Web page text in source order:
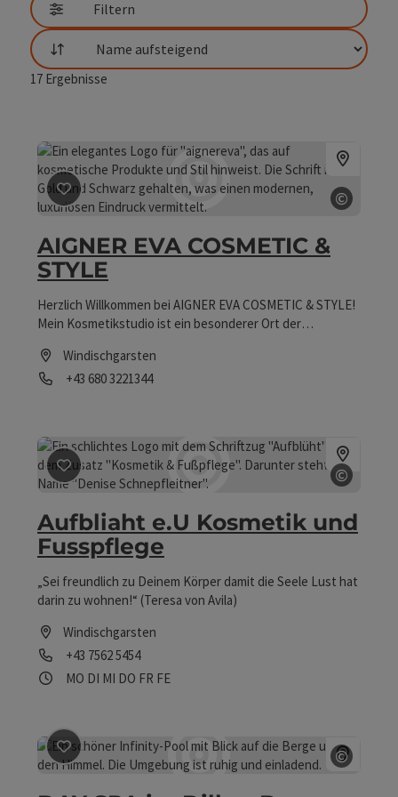
Filtern
Sortierung
17 Ergebnisse
©
Beitrag merken: AIGNER EVA COSMETIC & STYLE
AIGNER EVA COSMETIC &
STYLE
Herzlich Willkommen bei AIGNER EVA COSMETIC & STYLE!
Mein Kosmetikstudio ist ein besonderer Ort der
rundum verwöhnen lassen können. Lösen wir gemeinsam
den Beauty-Code Ihrer Haut und starten Sie gleich Ihr
Windischgarsten
Telefon
+43 680 3221344
©
Beitrag merken: Aufbliaht e.U Kosmetik und
Aufbliaht e.U Kosmetik und
Fusspflege
„Sei freundlich zu Deinem Körper damit die Seele Lust hat
darin zu wohnen!“ (Teresa von Avila)
Windischgarsten
Telefon
+43 7562 5454
Öffnungszeiten
MO Montag geöffnet
DI Dienstag geöffnet
MI Mittwoch geöffnet
DO Donnerstag geöffnet
FR Freitag geöffnet
FEFeiertag geöffnet
©
Beitrag merken: DAY SPA im Dilly – Das Nationalpark